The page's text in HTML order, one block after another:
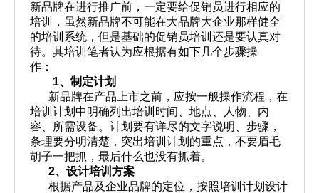
新品牌在进行推广前，一定要给促销员进行相应的
培训，虽然新品牌不可能在大品牌大企业那样健全
的培训系统，但是基础的促销员培训还是要认真对
待。其培训笔者认为应根据有如下几个步骤操
作：
1、制定计划
新品牌在产品上市之前，应按一般操作流程，在
培训计划中明确列出培训时间、地点、人物、内
容、所需设备。计划要有详尽的文字说明、步骤，
条理要分明清楚，突出培训计划的重点，不要眉毛
胡子一把抓，最后什么也没有抓着。
2、设计培训方案
根据产品及企业品牌的定位，按照培训计划设计